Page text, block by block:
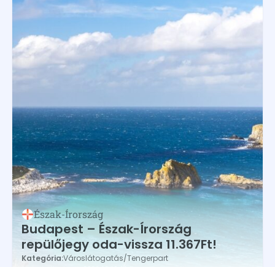
Ausztria
Bulgária
Dánia
Egyesült Királyság
Észak-Írország
Észtország
Franciaország
Georgia
Görögország
Hollandia
Észak-Írország
Budapest – Észak-Írország
repülőjegy oda-vissza 11.367Ft!
Kategória:Városlátogatás/Tengerpart